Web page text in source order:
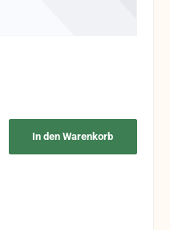
In den Warenkorb